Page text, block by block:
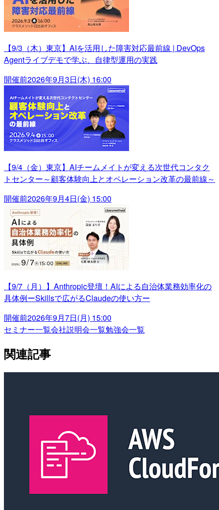
【9/3（木）東京】AIを活用した障害対応最前線 | DevOps
Agentライブデモで学ぶ、自律型運用の実践
開催前2026年9月3日(木) 16:00
【9/4（金）東京】AIチームメイトが変える次世代コンタク
トセンター～顧客体験向上とオペレーション改革の最前線～
開催前2026年9月4日(金) 15:00
【9/7（月）】Anthropic登壇！AIによる自治体業務効率化の
具体例ーSkillsで広がるClaudeの使い方ー
開催前2026年9月7日(月) 15:00
セミナー一覧会社説明会一覧勉強会一覧
関連記事